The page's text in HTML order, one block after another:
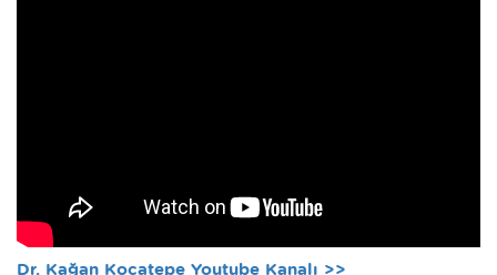
Dr. Kağan Kocatepe Youtube Kanalı >>